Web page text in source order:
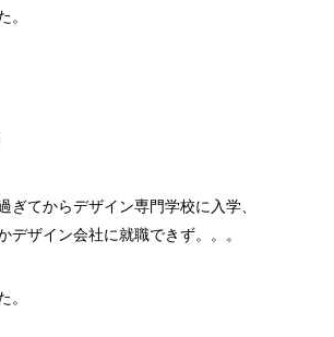
。
ぎてからデザイン専門学校に入学、
デザイン会社に就職できず。。。
。